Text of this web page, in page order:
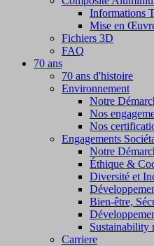
Informations
Mise en
Fichiers 3D
FAQ
70 ans
70 ans d'histoire
Environnement
Notre
Nos
Nos
Engagements
Notre
Éthique &
Diversité et
Bien-être,
Sustainability
Carriere